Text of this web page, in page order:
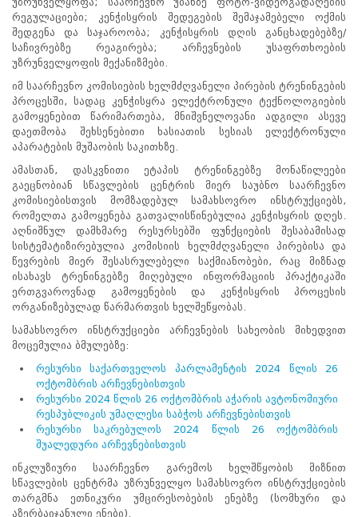
პარტნიორობა
ამომრჩევლებისთვის
საარჩევნო
ადმინისტრაციისთვის
ჩართული
მხარეებისთვის
პროექტები
არჩევნების
მიხედვით
სტატისტიკა
საუბნო
საარჩევნო
კომისიების
წევრთა
ტრენინგების
დასკვნითი
ეტაპი
წლის
ოქტომბრის
არჩევნებისთვის
საუბნო
საარჩევნო
კომისიების
პროფესიული
რეგულაციები; კენჭისყრის შედეგების შემაჯამებელი ოქმის
შედგენა და საჯაროობა; კენჭისყრის დღის განცხადებებზე/
საჩივრებზე რეაგირება; არჩევნების უსაფრთხოების
უზრუნველყოფის მექანიზმები.
იმ საარჩევნო კომისიების ხელმძღვანელი პირების ტრენინგების
პროცესში, სადაც კენჭისყრა ელექტრონული ტექნოლოგიების
გამოყენებით წარიმართება, მნიშვნელოვანი ადგილი ასევე
დაეთმობა შეხსენებითი ხასიათის სესიას ელექტრონული
აპარატების მუშაობის საკითხზე.
ამასთან, დასკვნითი ეტაპის ტრენინგებზე მონაწილეები
გაეცნობიან სწავლების ცენტრის მიერ საუბნო საარჩევნო
კომისიებისთვის მომზადებულ სამახსოვრო ინსტრუქციებს,
რომელთა გამოყენება გათვალისწინებულია კენჭისყრის დღეს.
აღნიშნულ დამხმარე რესურსებში ფუნქციების შესაბამისად
სისტემატიზირებულია კომისიის ხელმძღვანელი პირებისა და
წევრების მიერ შესასრულებელი საქმიანობები, რაც მიზნად
ისახავს ტრენინგებზე მიღებული ინფორმაციის პრაქტიკაში
ერთგვაროვნად გამოყენების და კენჭისყრის პროცესის
ორგანიზებულად წარმართვის ხელშეწყობას.
სამახსოვრო ინსტრუქციები არჩევნების სახეობის მიხედვით
მოცემულია ბმულებზე:
რესურსი საქართველოს პარლამენტის 2024 წლის 26
ოქტომბრის არჩევნებისთვის
რესურსი 2024 წლის 26 ოქტომბრის აჭარის ავტონომიური
რესპუბლიკის უმაღლესი საბჭოს არჩევნებისთვის
რესურსი საკრებულოს 2024 წლის 26 ოქტომბრის
შუალედური არჩევნებისთვის
ინკლუზიური საარჩევნო გარემოს ხელშწყობის მიზნით
სწავლების ცენტრმა უზრუნველყო სამახსოვრო ინსტრუქციების
თარგმნა ეთნიკური უმცირესობების ენებზე (სომხური და
აზერბაიჯანული ენები).